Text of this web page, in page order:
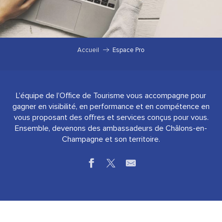
Accueil Espace Pro
L’équipe de l’Office de Tourisme vous accompagne pour
gagner en visibilité, en performance et en compétence en
vous proposant des offres et services conçus pour vous.
Ensemble, devenons des ambassadeurs de Châlons-en-
Champagne et son territoire.